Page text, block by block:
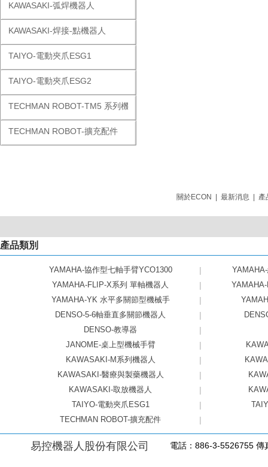
KAWASAKI-弧焊機器人
KAWASAKI-焊接-點機器人
TAIYO-電動夾爪ESG1
TAIYO-電動夾爪ESG2
TECHMAN ROBOT-TM5 系列機器人
TECHMAN ROBOT-擴充配件
關於ECON 最新消息 產
產品類別
YAMAHA-協作型七軸手臂YCO1300 |
YAMAHA-FLIP-X系列 單軸機器人
|
YAMAHA-YK 水平多關節型機械手
|
DENSO-5-6軸垂直多關節機器人
|
DENSO-教導器
|
JANOME-桌上型機械手臂
|
KAWASAKI-M系列機器人
|
KAWASAKI-醫療與製藥機器人
|
KAWASAKI-取放機器人
|
TAIYO-電動夾爪ESG1
|
TECHMAN ROBOT-擴充配件
|
易控機器人股份有限公司 電話：886-3-5526755